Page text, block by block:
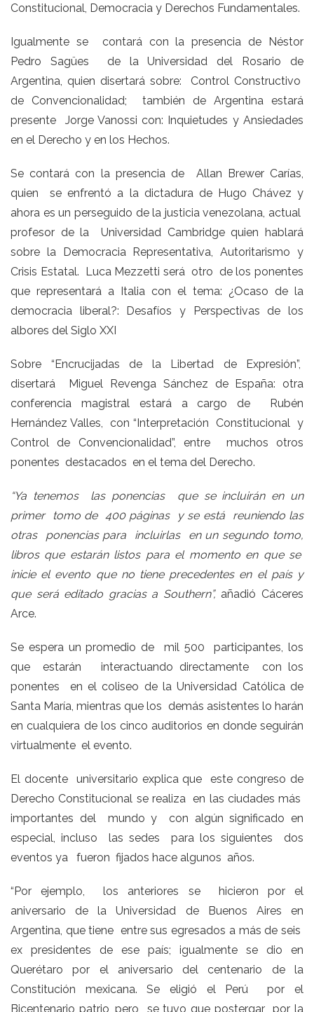
Constitucional, Democracia y Derechos Fundamentales.
Igualmente se contará con la presencia de Néstor
Pedro Sagües de la Universidad del Rosario de
Argentina, quien disertará sobre: Control Constructivo
de Convencionalidad; también de Argentina estará
presente Jorge Vanossi con: Inquietudes y Ansiedades
en el Derecho y en los Hechos.
Se contará con la presencia de Allan Brewer Carías,
quien se enfrentó a la dictadura de Hugo Chávez y
ahora es un perseguido de la justicia venezolana, actual
profesor de la Universidad Cambridge quien hablará
sobre la Democracia Representativa, Autoritarismo y
Crisis Estatal. Luca Mezzetti será otro de los ponentes
que representará a Italia con el tema: ¿Ocaso de la
democracia liberal?: Desafíos y Perspectivas de los
albores del Siglo XXI
Sobre “Encrucijadas de la Libertad de Expresión”,
disertará Miguel Revenga Sánchez de España: otra
conferencia magistral estará a cargo de Rubén
Hernández Valles, con “Interpretación Constitucional y
Control de Convencionalidad”, entre muchos otros
ponentes destacados en el tema del Derecho.
“Ya tenemos las ponencias que se incluirán en un
primer tomo de 400 páginas y se está reuniendo las
otras ponencias para incluirlas en un segundo tomo,
libros que estarán listos para el momento en que se
inicie el evento que no tiene precedentes en el país y
que será editado gracias a Southern”,añadió Cáceres
Arce.
Se espera un promedio de mil 500 participantes, los
que estarán interactuando directamente con los
ponentes en el coliseo de la Universidad Católica de
Santa María, mientras que los demás asistentes lo harán
en cualquiera de los cinco auditorios en donde seguirán
virtualmente el evento.
El docente universitario explica que este congreso de
Derecho Constitucional se realiza en las ciudades más
importantes del mundo y con algún significado en
especial, incluso las sedes para los siguientes dos
eventos ya fueron fijados hace algunos años.
“Por ejemplo, los anteriores se hicieron por el
aniversario de la Universidad de Buenos Aires en
Argentina, que tiene entre sus egresados a más de seis
ex presidentes de ese país; igualmente se dio en
Querétaro por el aniversario del centenario de la
Constitución mexicana. Se eligió el Perú por el
Bicentenario patrio, pero se tuvo que postergar por la